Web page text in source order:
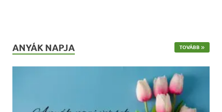
ANYÁK NAPJA TOVÁBB